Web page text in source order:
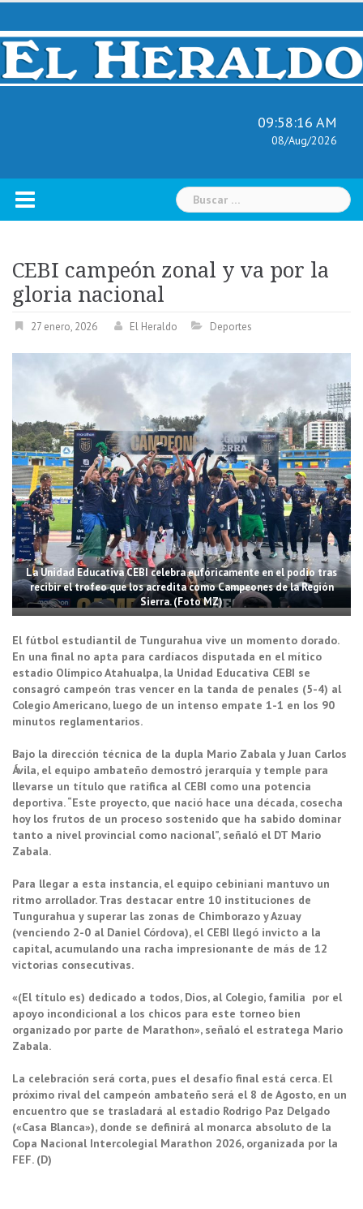
Skip
content
09:58:17 AM
08/Aug/2026
Buscar:
CEBI campeón zonal y va por la
gloria nacional
27 enero, 2026 El Heraldo Deportes
La Unidad Educativa CEBI celebra eufóricamente en el podio tras
recibir el trofeo que los acredita como Campeones de la Región
Sierra. (Foto MZ)
El fútbol estudiantil de Tungurahua vive un momento dorado.
En una final no apta para cardíacos disputada en el mítico
estadio Olímpico Atahualpa, la Unidad Educativa CEBI se
consagró campeón tras vencer en la tanda de penales (5-4) al
Colegio Americano, luego de un intenso empate 1-1 en los 90
minutos reglamentarios.
Bajo la dirección técnica de la dupla Mario Zabala y Juan Carlos
Ávila, el equipo ambateño demostró jerarquía y temple para
llevarse un título que ratifica al CEBI como una potencia
deportiva. “Este proyecto, que nació hace una década, cosecha
hoy los frutos de un proceso sostenido que ha sabido dominar
tanto a nivel provincial como nacional”, señaló el DT Mario
Zabala.
Para llegar a esta instancia, el equipo cebiniani mantuvo un
ritmo arrollador. Tras destacar entre 10 instituciones de
Tungurahua y superar las zonas de Chimborazo y Azuay
(venciendo 2-0 al Daniel Córdova), el CEBI llegó invicto a la
capital, acumulando una racha impresionante de más de 12
victorias consecutivas.
«(El título es) dedicado a todos, Dios, al Colegio, familia por el
apoyo incondicional a los chicos para este torneo bien
organizado por parte de Marathon», señaló el estratega Mario
Zabala.
La celebración será corta, pues el desafío final está cerca. El
próximo rival del campeón ambateño será el 8 de Agosto, en un
encuentro que se trasladará al estadio Rodrigo Paz Delgado
(«Casa Blanca»), donde se definirá al monarca absoluto de la
Copa Nacional Intercolegial Marathon 2026, organizada por la
FEF. (D)